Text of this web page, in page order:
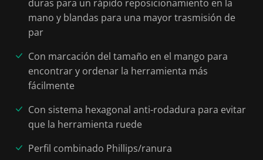
duras para un rápido reposicionamiento en la
mano y blandas para una mayor trasmisión de
par
Con marcación del tamaño en el mango para
encontrar y ordenar la herramienta más
fácilmente
Con sistema hexagonal anti-rodadura para evitar
que la herramienta ruede
Perfil combinado Phillips/ranura